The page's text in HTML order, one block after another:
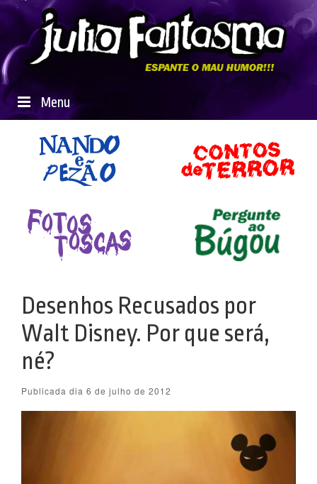
Menu
Desenhos Recusados por
Walt Disney. Por que será,
né?
Publicada dia 6 de julho de 2012